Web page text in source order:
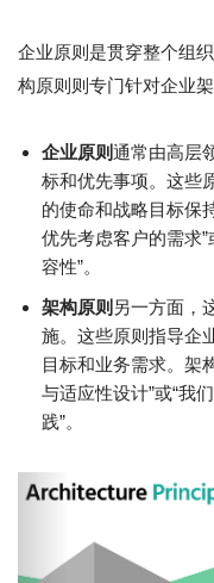
企业原则是贯穿整个组
构原则则专门针对企业
企业原则通常由高层
标和优先事项。这些
的使命和战略目标保
优先考虑客户的需求
容性”。
架构原则 另一方面，
施。这些原则指导企
目标和业务需求。架
与适应性设计”或“我
践”。